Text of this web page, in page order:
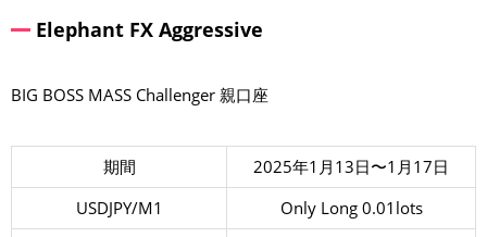
Elephant FX Aggressive
BIG BOSS MASS Challenger 親口座
期間
2025年1月13日〜1月17日
USDJPY/M1
Only Long 0.01lots